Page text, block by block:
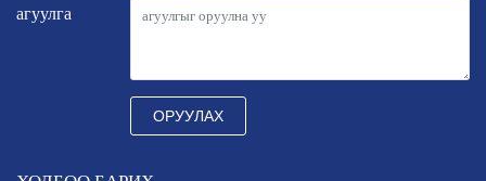
агуулга
ОРУУЛАХ